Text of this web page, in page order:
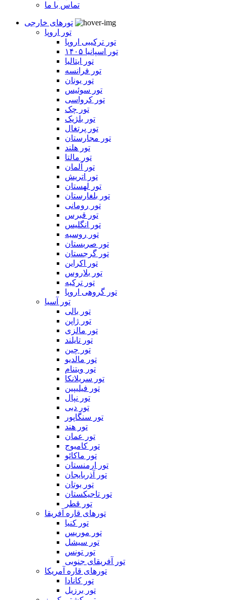
تماس با ما
تورهای خارجی
تور اروپا
تور ترکیبی اروپا
تور اسپانیا ۱۴۰۵
تور ایتالیا
تور فرانسه
تور یونان
تور سوئیس
تور کرواسی
تور چک
تور بلژیک
تور پرتغال
تور مجارستان
تور هلند
تور مالتا
تور آلمان
تور اتریش
تور لهستان
تور بلغارستان
تور رومانی
تور قبرس
تور انگلیس
تور روسیه
تور صربستان
تور گرجستان
تور اکراین
تور بلاروس
تور ترکیه
تور گروهی اروپا
تور آسیا
تور بالی
تور ژاپن
تور مالزی
تور تایلند
تور چین
تور مالدیو
تور ویتنام
تور سریلانکا
تور فیلیپین
تور نپال
تور دبی
تور سنگاپور
تور هند
تور عمان
تور کامبوج
تور ماکائو
تور ارمنستان
تور آذربایجان
تور بوتان
تور تاجیکستان
تور قطر
تورهای قاره آفریقا
تور کنیا
تور موریس
تور سیشل
تور تونس
تور آفریقای جنوبی
تورهای قاره آمریکا
تور کانادا
تور برزیل